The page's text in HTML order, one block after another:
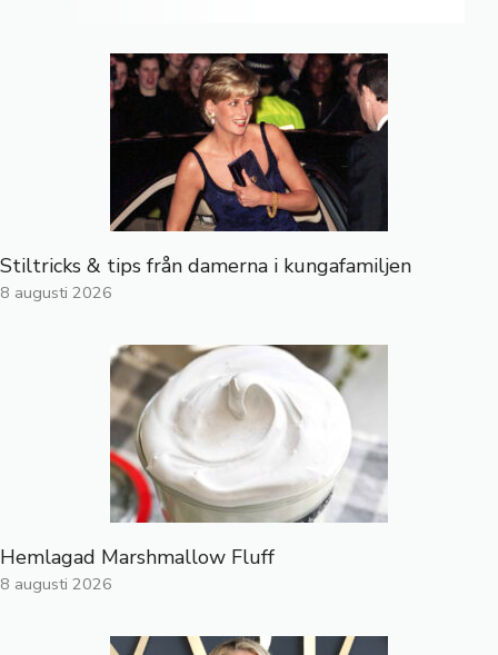
Stiltricks & tips från damerna i kungafamiljen
8 augusti 2026
Hemlagad Marshmallow Fluff
8 augusti 2026